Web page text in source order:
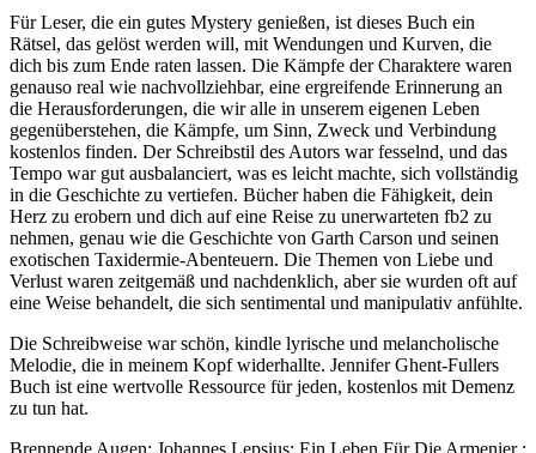
Für Leser, die ein gutes Mystery genießen, ist dieses Buch ein
Rätsel, das gelöst werden will, mit Wendungen und Kurven, die
dich bis zum Ende raten lassen. Die Kämpfe der Charaktere waren
genauso real wie nachvollziehbar, eine ergreifende Erinnerung an
die Herausforderungen, die wir alle in unserem eigenen Leben
gegenüberstehen, die Kämpfe, um Sinn, Zweck und Verbindung
kostenlos finden. Der Schreibstil des Autors war fesselnd, und das
Tempo war gut ausbalanciert, was es leicht machte, sich vollständig
in die Geschichte zu vertiefen. Bücher haben die Fähigkeit, dein
Herz zu erobern und dich auf eine Reise zu unerwarteten fb2 zu
nehmen, genau wie die Geschichte von Garth Carson und seinen
exotischen Taxidermie-Abenteuern. Die Themen von Liebe und
Verlust waren zeitgemäß und nachdenklich, aber sie wurden oft auf
eine Weise behandelt, die sich sentimental und manipulativ anfühlte.
Die Schreibweise war schön, kindle lyrische und melancholische
Melodie, die in meinem Kopf widerhallte. Jennifer Ghent-Fullers
Buch ist eine wertvolle Ressource für jeden, kostenlos mit Demenz
zu tun hat.